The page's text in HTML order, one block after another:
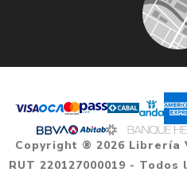
Copyright ® 2026 Librería
RUT 220127000019 -